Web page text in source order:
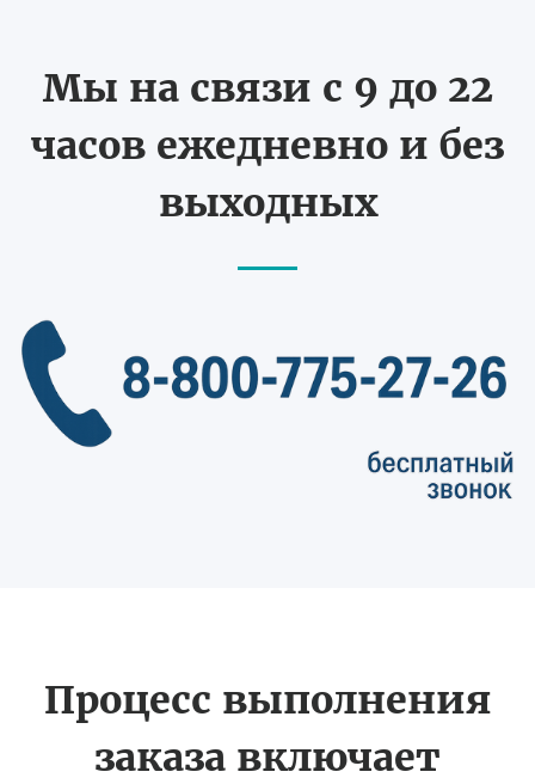
Мы на связи с 9 до 22
часов ежедневно и без
выходных
Процесс выполнения
заказа включает